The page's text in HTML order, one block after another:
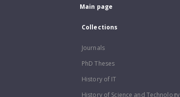
Main page
Collections
Journals
PhD Theses
History of IT
History of Science and Technology